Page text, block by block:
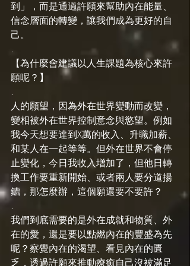
到」，而是通過許願來幫助內在能量、
信念層面的轉變，讓我們成為更好的自
己。
.
【為什麼會建議以人生課題為核心來許
願呢？】
.
人的願望，因為外在世界變動而改變，
變相被外在世界控制意念與慾望。例如
我今天想要達到X萬的收入、升職加薪、
和某人在一起等等。但外在世界不會停
止變化，今日我收入增加了，但他日轉
換工作要重新開始、或者兩人要分道揚
鑣，那怎麼辦，這個願還要不要許？
.
我們到底需要的是外在成就和物質、外
在的愛，還是要以點燃內在的豐盛為先
呢？察覺內在的渴望、看見內在的匱
乏，透過許願來推動療癒自己沒被滿足